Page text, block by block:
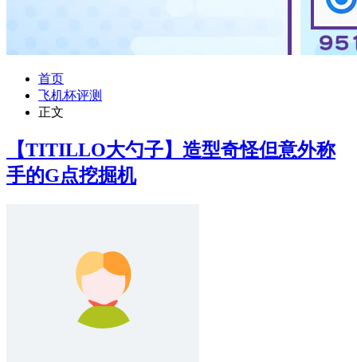
首页
飞机杯评测
正文
【TITILLO大勺子】造型奇怪但意外称
手的G点挖掘机